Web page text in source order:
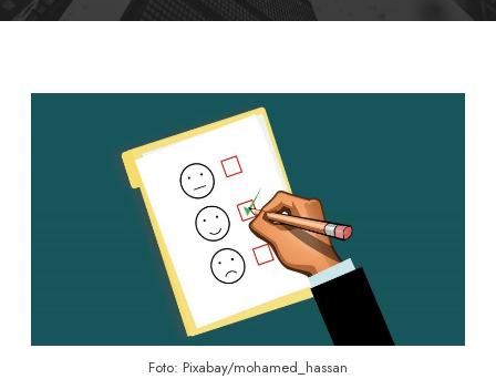
Foto: Pixabay/mohamed_hassan